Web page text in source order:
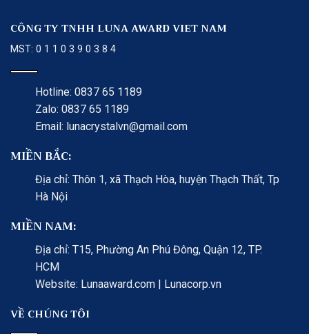
CÔNG TY TNHH LUNA AWARD VIET NAM
MST: 0 1 1 0 3 9 0 3 8 4
Hotline: 0837 65 1189
Zalo: 0837 65 1189
Email: lunacrystalvn@gmail.com
MIỀN BẮC:
Địa chỉ: Thôn 1, xã Thạch Hòa, huyện Thạch Thất, Tp
Hà Nội
MIỀN NAM:
Địa chỉ: T15, Phường An Phú Đông, Quận 12, TP.
HCM
Website: Lunaaward.com | Lunacorp.vn
VỀ CHÚNG TÔI